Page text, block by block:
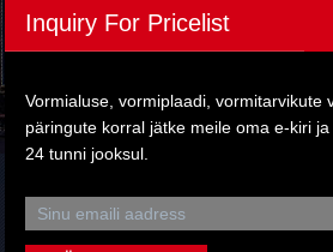
Inquiry For Pricelist
Vormialuse, vormiplaadi, vormitarvikute
päringute korral jätke meile oma e-kiri
24 tunni jooksul.